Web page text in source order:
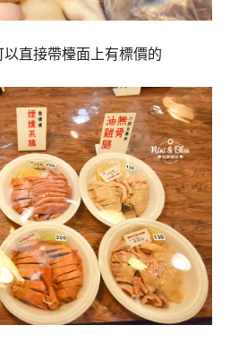
直接帶檯面上有標價的